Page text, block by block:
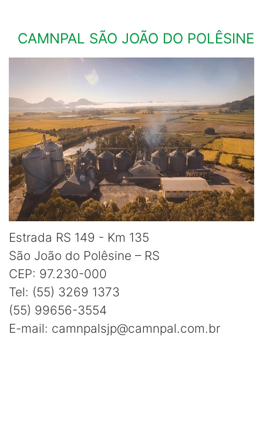
CAMNPAL SÃO JOÃO DO POLÊSINE
Estrada RS 149 - Km 135
São João do Polêsine – RS
CEP: 97.230-000
Tel: (55) 3269 1373
(55) 99656-3554
E-mail: camnpalsjp@camnpal.com.br